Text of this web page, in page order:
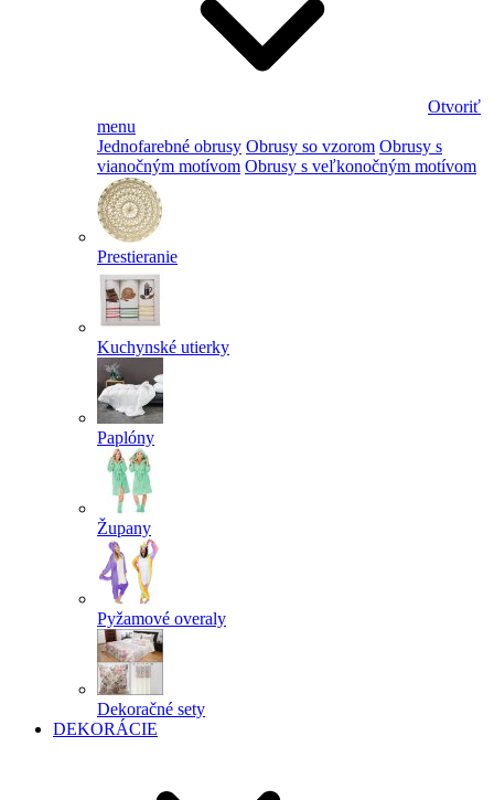
Otvoriť
menu
Jednofarebné obrusy Obrusy so vzorom Obrusy s
vianočným motívom Obrusy s veľkonočným motívom
Prestieranie
Kuchynské utierky
Paplóny
Župany
Pyžamové overaly
Dekoračné sety
DEKORÁCIE